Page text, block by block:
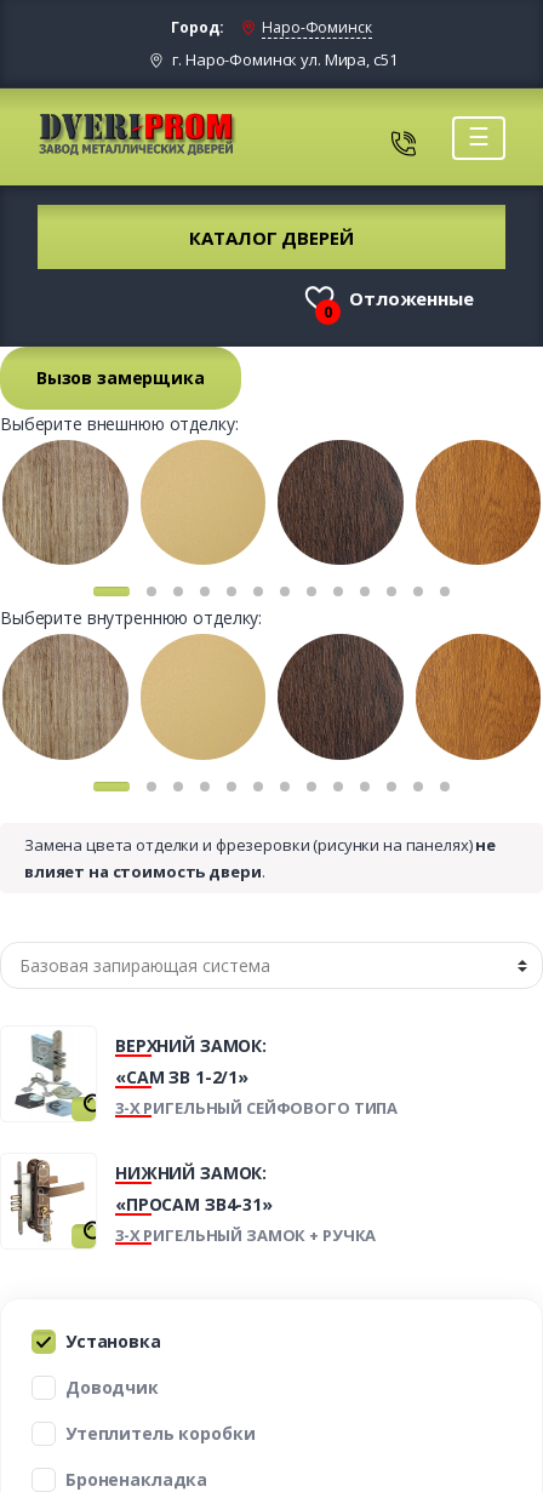
Город: Наро-Фоминск
г. Наро-Фоминск ул. Мира, с51
☰
КАТАЛОГ ДВЕРЕЙ
0
Отложенные
Вызов замерщика
Выберите внешнюю отделку:
Выберите внутреннюю отделку:
Замена цвета отделки и фрезеровки (рисунки на панелях)не
влияет на стоимость двери.
ВЕРХНИЙ ЗАМОК:
«САМ ЗВ 1-2/1»
3-Х РИГЕЛЬНЫЙ СЕЙФОВОГО ТИПА
НИЖНИЙ ЗАМОК:
«ПРОСАМ ЗВ4-31»
3-Х РИГЕЛЬНЫЙ ЗАМОК + РУЧКА
Установка
Доводчик
Утеплитель коробки
Броненакладка